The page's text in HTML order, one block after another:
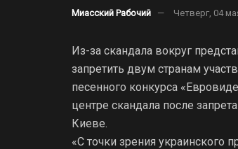
Миасский Рабочий Четверг, 04
Из-за скандала вокруг
запретить двум странам
песенного конкурса
центре скандала после
Киеве.
«С точки зрения украинского